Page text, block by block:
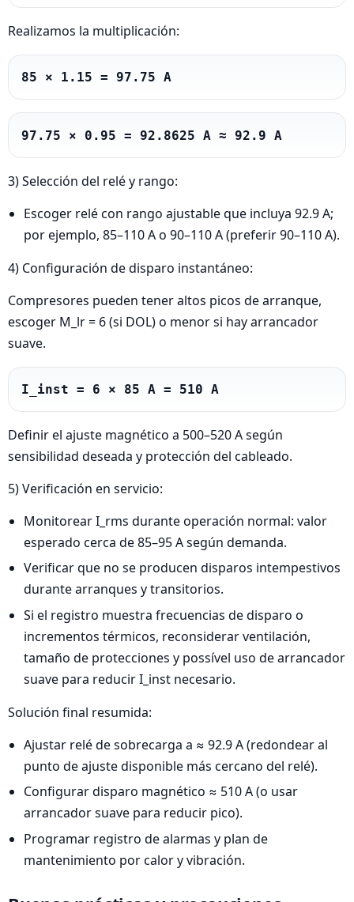
Realizamos la multiplicación:
85 × 1.15 = 97.75 A
97.75 × 0.95 = 92.8625 A ≈ 92.9 A
3) Selección del relé y rango:
Escoger relé con rango ajustable que incluya 92.9 A;
por ejemplo, 85–110 A o 90–110 A (preferir 90–110 A).
4) Configuración de disparo instantáneo:
Compresores pueden tener altos picos de arranque,
escoger M_lr = 6 (si DOL) o menor si hay arrancador
suave.
I_inst = 6 × 85 A = 510 A
Definir el ajuste magnético a 500–520 A según
sensibilidad deseada y protección del cableado.
5) Verificación en servicio:
Monitorear I_rms durante operación normal: valor
esperado cerca de 85–95 A según demanda.
Verificar que no se producen disparos intempestivos
durante arranques y transitorios.
Si el registro muestra frecuencias de disparo o
incrementos térmicos, reconsiderar ventilación,
tamaño de protecciones y possível uso de arrancador
suave para reducir I_inst necesario.
Solución final resumida:
Ajustar relé de sobrecarga a ≈ 92.9 A (redondear al
punto de ajuste disponible más cercano del relé).
Configurar disparo magnético ≈ 510 A (o usar
arrancador suave para reducir pico).
Programar registro de alarmas y plan de
mantenimiento por calor y vibración.